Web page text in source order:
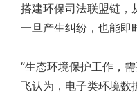
搭建环保司法联盟链，
一旦产生纠纷，也能即
“生态环境保护工作，
飞认为，电子类环境数